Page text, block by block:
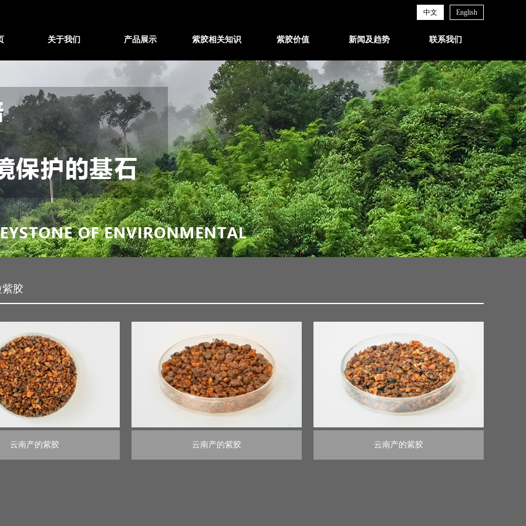
关于我们 产品展示 紫胶相关知识 紫胶价值 新闻及趋势 联系我们
中文 English
紫胶
云南产的紫胶 云南产的紫胶 云南产的紫胶